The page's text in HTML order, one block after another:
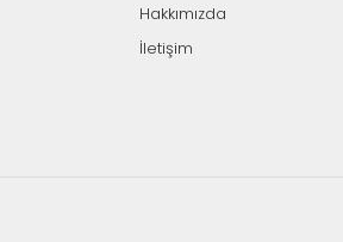
Hakkımızda
İletişim